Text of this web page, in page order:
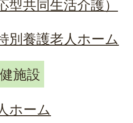
型共同生活介護）
別養護老人ホーム
施設
ホーム